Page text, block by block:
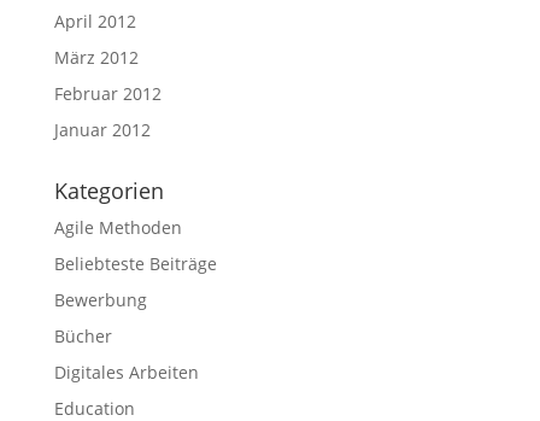
April 2012
März 2012
Februar 2012
Januar 2012
Kategorien
Agile Methoden
Beliebteste Beiträge
Bewerbung
Bücher
Digitales Arbeiten
Education